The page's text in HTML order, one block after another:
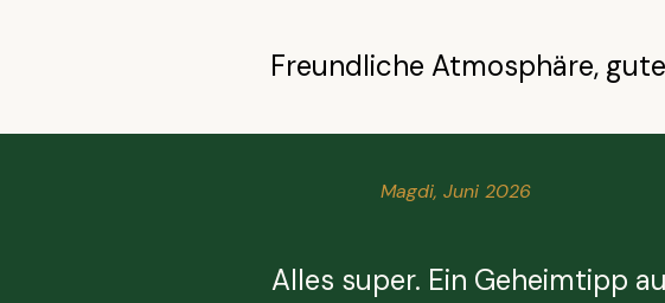
Freundliche Atmosphäre,
Magdi, Juni 2026
Alles super. Ein Geheimtipp